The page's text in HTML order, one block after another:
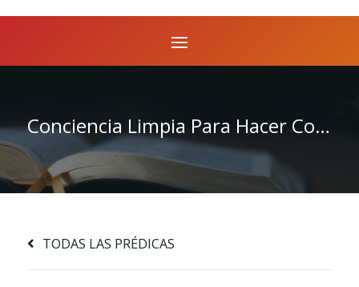
Conciencia Limpia Para Hacer Conciencia
TODAS LAS PRÉDICAS